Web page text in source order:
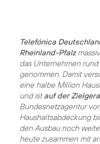
Telefónica
Rheinland-Pfalz
das Unternehmen
genommen. Damit
eine halbe Million
und istauf der
Bundesnetzagentur
Haushaltsabdeckung
den Ausbau noch
heute zusammen mit